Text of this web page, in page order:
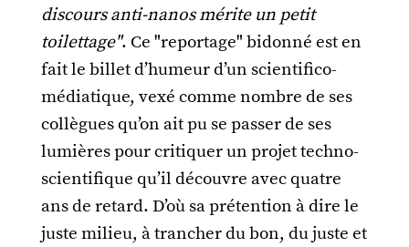
discours anti-nanos mérite un petit
toilettage". Ce "reportage" bidonné est en
fait le billet d’humeur d’un scientifico-
médiatique, vexé comme nombre de ses
collègues qu’on ait pu se passer de ses
lumières pour critiquer un projet techno-
scientifique qu’il découvre avec quatre
ans de retard. D’où sa prétention à dire le
juste milieu, à trancher du bon, du juste et